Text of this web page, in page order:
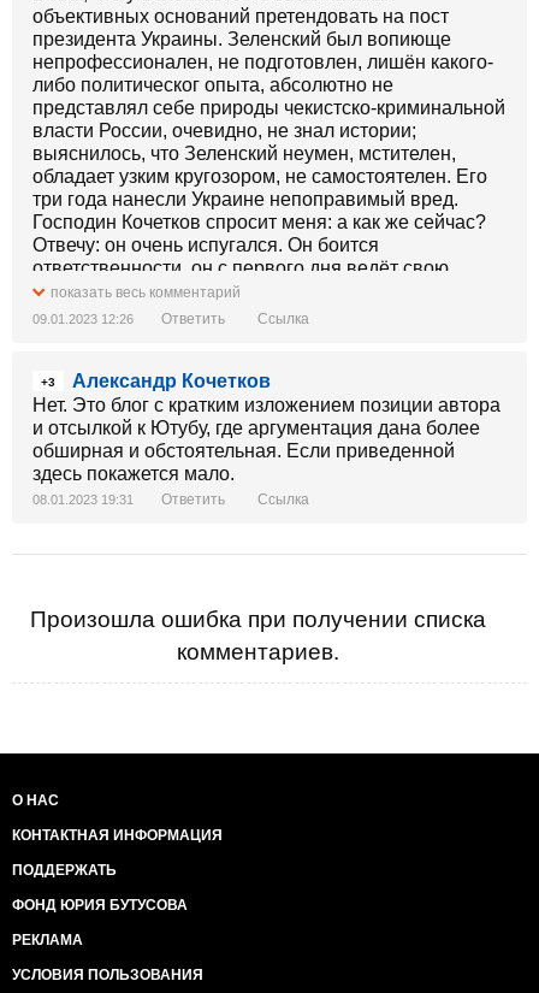
объективных оснований претендовать на пост
президента Украины. Зеленский был вопиюще
непрофессионален, не подготовлен, лишён какого-
либо политическог опыта, абсолютно не
представлял себе природы чекистско-криминальной
власти России, очевидно, не знал истории;
выяснилось, что Зеленский неумен, мстителен,
обладает узким кругозором, не самостоятелен. Его
три года нанесли Украине непоправимый вред.
Господин Кочетков спросит меня: а как же сейчас?
Отвечу: он очень испугался. Он боится
ответственности, он с первого дня ведёт свою
избирательную кампанию, он с первого дня думает о
своём пиаре.
Запада нужны.
Безусловно, здесь есть противоречие. Но такова
жизнь.
показать весь комментарий
09.01.2023 12:26 Ответить Ссылка
+3
Александр Кочетков
Нет. Это блог с кратким изложением позиции автора
и отсылкой к Ютубу, где аргументация дана более
обширная и обстоятельная. Если приведенной
здесь покажется мало.
08.01.2023 19:31 Ответить Ссылка
Произошла ошибка при получении списка
комментариев.
О НАС
КОНТАКТНАЯ ИНФОРМАЦИЯ
ПОДДЕРЖАТЬ
ФОНД ЮРИЯ БУТУСОВА
РЕКЛАМА
УСЛОВИЯ ПОЛЬЗОВАНИЯ